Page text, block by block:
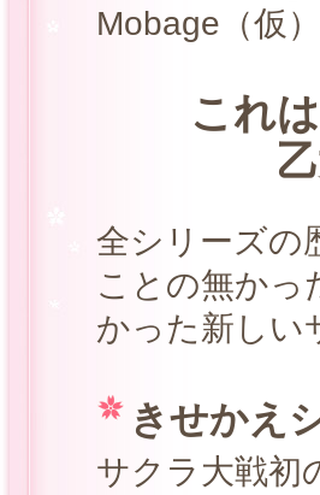
Mobage（仮
これ
全シリーズの
ことの無かっ
かった新しい
きせかえ
サクラ大戦初